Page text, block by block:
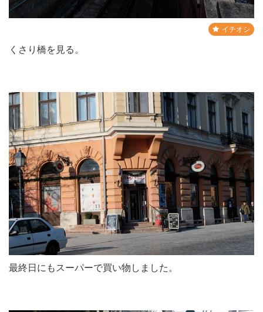
イチオシ
くさり橋を見る。
最終日にもスーパーで買い物しました。